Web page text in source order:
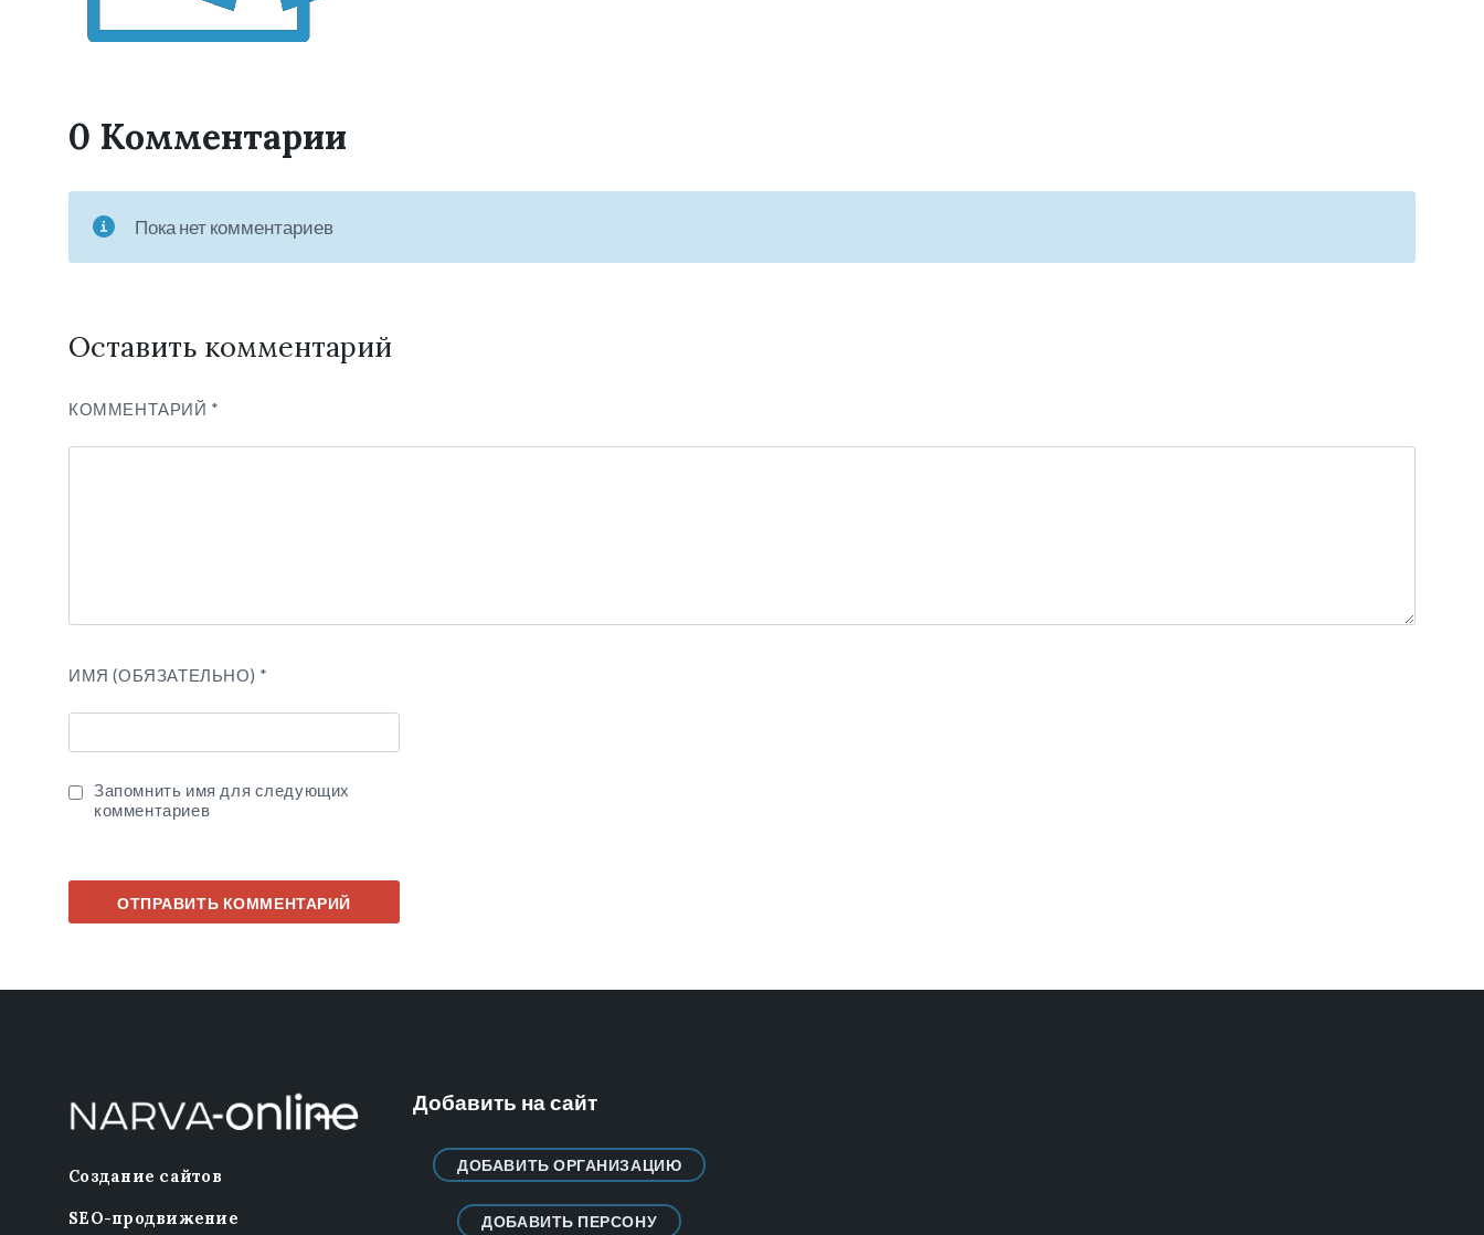
0 Комментарии
Пока нет комментариев
Оставить комментарий
КОММЕНТАРИЙ *
ИМЯ (ОБЯЗАТЕЛЬНО) *
Запомнить имя для следующих
комментариев
Создание сайтов
SEO-продвижение
Добавить на сайт
ДОБАВИТЬ ОРГАНИЗАЦИЮ
ДОБАВИТЬ ПЕРСОНУ